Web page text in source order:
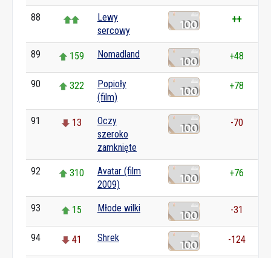
88
Lewy
sercowy
++
89 159 Nomadland +48
90 322
Popioły
(film)
+78
91 13
Oczy
szeroko
zamknięte
-70
92 310
Avatar (film
2009)
+76
93 15 Młode wilki -31
94 41 Shrek -124